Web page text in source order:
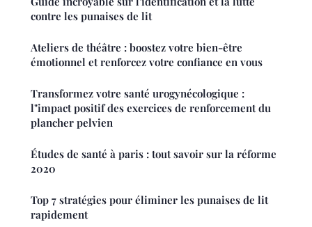
contre les punaises de lit
Ateliers de théâtre : boostez votre bien-être
émotionnel et renforcez votre confiance en vous
Transformez votre santé urogynécologique :
l"impact positif des exercices de renforcement du
plancher pelvien
Études de santé à paris : tout savoir sur la réforme
2020
Top 7 stratégies pour éliminer les punaises de lit
rapidement